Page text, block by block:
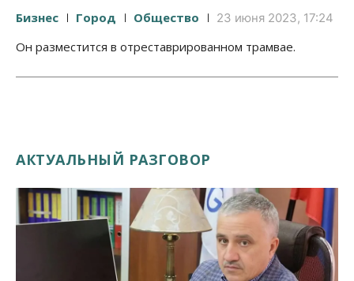
Бизнес Город Общество 23 июня 2023, 17:24
Он разместится в отреставрированном трамвае.
АКТУАЛЬНЫЙ РАЗГОВОР